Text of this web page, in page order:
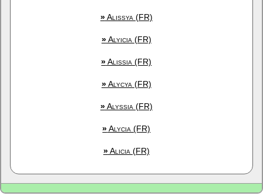
»Alissya (FR)
»Alyicia (FR)
»Alissia (FR)
»Alycya (FR)
»Alyssia (FR)
»Alycia (FR)
»Alicia (FR)